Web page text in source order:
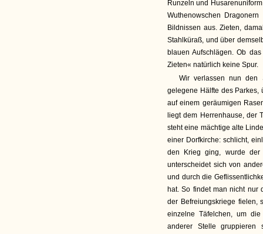
Runzeln und
Wuthenowschen
Bildnissen aus. Zieten,
Stahlküraß, und über
blauen Aufschlägen. Ob
Zieten« natürlich keine Spur.
Wir verlassen nun den
gelegene Hälfte des Parkes,
auf einem geräumigen
liegt dem Herrenhause, der
steht eine mächtige alte
einer Dorfkirche: schlicht,
den Krieg ging, wurde der
unterscheidet sich von
und durch die
hat. So findet man nicht nur
der Befreiungskriege fielen,
einzelne Täfelchen, um
anderer Stelle gruppieren